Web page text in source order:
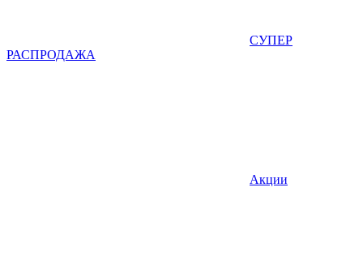
СУПЕР
РАСПРОДАЖА
Акции